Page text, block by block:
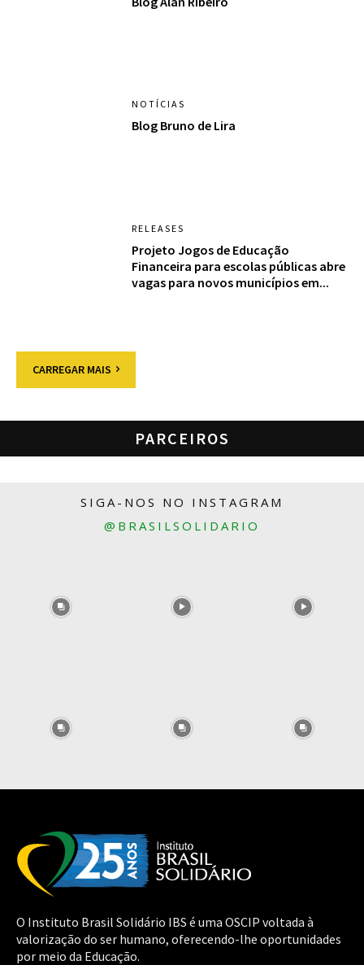
NOTÍCIAS
Blog Bruno de Lira
RELEASES
Projeto Jogos de Educação
Financeira para escolas públicas abre
vagas para novos municípios em...
CARREGAR MAIS
PARCEIROS
SIGA-NOS NO INSTAGRAM
@BRASILSOLIDARIO
O Instituto Brasil Solidário IBS é uma OSCIP voltada à
valorização do ser humano, oferecendo-lhe oportunidades
por meio da Educação.